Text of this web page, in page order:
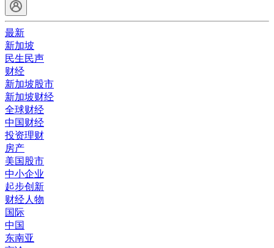
最新
新加坡
民生民声
财经
新加坡股市
新加坡财经
全球财经
中国财经
投资理财
房产
美国股市
中小企业
起步创新
财经人物
国际
中国
东南亚